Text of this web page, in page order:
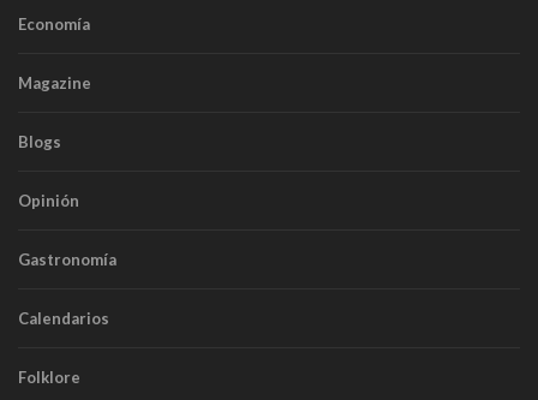
Economía
Magazine
Blogs
Opinión
Gastronomía
Calendarios
Folklore